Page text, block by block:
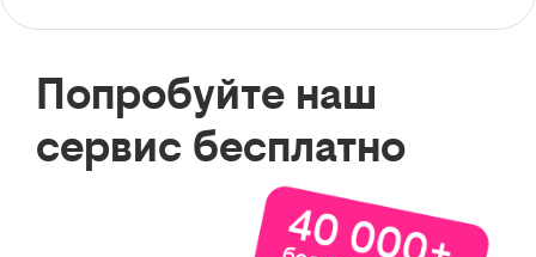
Попробуйте наш
сервис бесплатно